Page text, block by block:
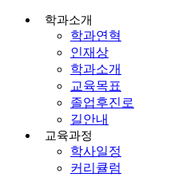
학과소개
학과연혁
인재상
학과소개
교육목표
졸업후진로
길안내
교육과정
학사일정
커리큘럼